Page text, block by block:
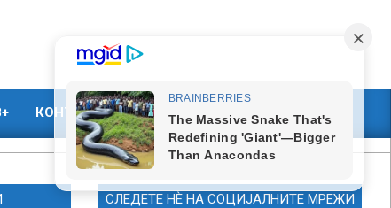
КОНТАКТ МАРКЕТИНГ
СЛЕДЕТЕ НЀ НА СОЦИЈАЛНИТЕ МРЕЖИ